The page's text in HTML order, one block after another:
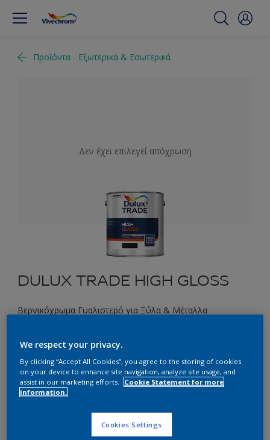
Προϊόντα - Εξωτερικά & Εσωτερικά
Δεν έχει επιλεγεί απόχρωση
DULUX TRADE HIGH GLOSS
Βερνικόχρωμα Γυαλιστερό για Ξύλα & Μέταλλα
Επιλέξτε μια απόχρωση
Συσκευασία
We respect your privacy.
By clicking “Accept All Cookies”, you agree to the storing of cookies
on your device to enhance site navigation, analyze site usage, and
assist in our marketing efforts.
Cookie Statement for more
information.
Cookies Settings